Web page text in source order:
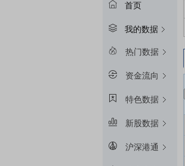
首页
我的数据
热门数据
资金流向
特色数据
新股数据
沪深港通